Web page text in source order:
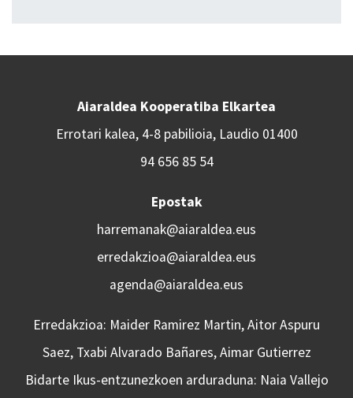
Aiaraldea Kooperatiba Elkartea
Errotari kalea, 4-8 pabilioia, Laudio 01400
94 656 85 54
Epostak
harremanak@aiaraldea.eus
erredakzioa@aiaraldea.eus
agenda@aiaraldea.eus
Erredakzioa: Maider Ramirez Martin, Aitor Aspuru
Saez, Txabi Alvarado Bañares, Aimar Gutierrez
Bidarte Ikus-entzunezkoen arduraduna: Naia Vallejo